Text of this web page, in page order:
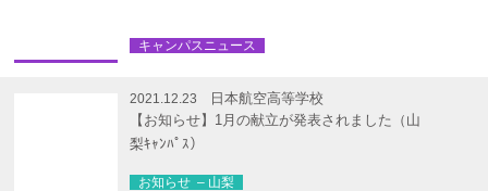
キャンパスニュース
2021.12.23
日本航空高等学校
【お知らせ】1月の献立が発表されました（山
梨ｷｬﾝﾊﾟｽ）
お知らせ – 山梨